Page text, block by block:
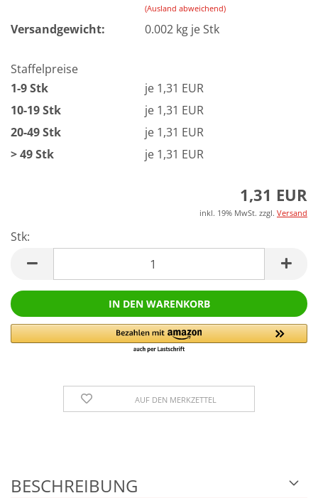
(Ausland abweichend)
Versandgewicht: 0.002 kg je Stk
Staffelpreise
1-9 Stk
je 1,31 EUR
10-19 Stk
je 1,31 EUR
20-49 Stk
je 1,31 EUR
> 49 Stk
je 1,31 EUR
1,31 EUR
inkl. 19% MwSt. zzgl. Versand
Stk:
AUF DEN MERKZETTEL
BESCHREIBUNG